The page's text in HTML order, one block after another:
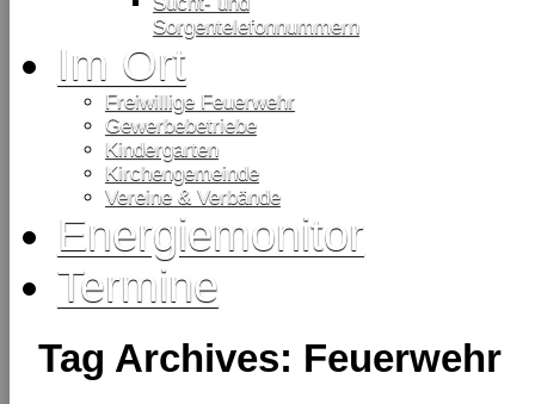
Sorgentelefonnummern
Im Ort
Freiwillige Feuerwehr
Gewerbebetriebe
Kindergarten
Kirchengemeinde
Vereine & Verbände
Energiemonitor
Termine
Tag Archives: Feuerwehr